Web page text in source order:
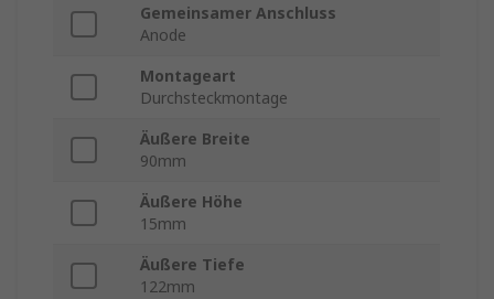
Gemeinsamer Anschluss
Anode
Montageart
Durchsteckmontage
Äußere Breite
90mm
Äußere Höhe
15mm
Äußere Tiefe
122mm